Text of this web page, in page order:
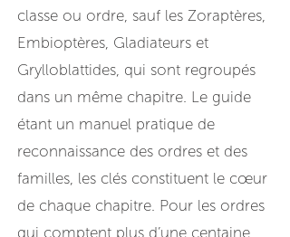
classe ou ordre, sauf les Zoraptères,
Embioptères, Gladiateurs et
Grylloblattides, qui sont regroupés
dans un même chapitre. Le guide
étant un manuel pratique de
reconnaissance des ordres et des
familles, les clés constituent le cœur
de chaque chapitre. Pour les ordres
qui comptent plus d’une centaine